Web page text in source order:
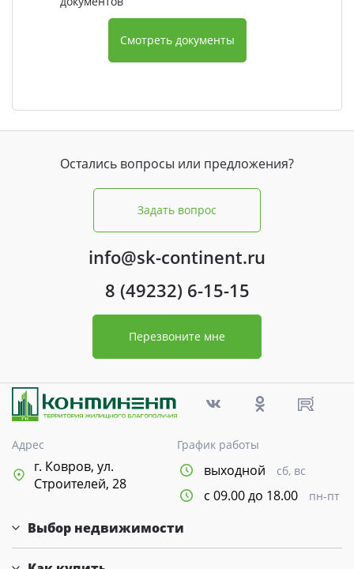
Смотреть документы
Остались вопросы или предложения?
Задать вопрос
info@sk-continent.ru
8 (49232) 6-15-15
Перезвоните мне
Адрес
г. Ковров, ул.
Строителей, 28
График работы
выходной сб, вс
с 09.00 до 18.00 пн-пт
Выбор недвижимости